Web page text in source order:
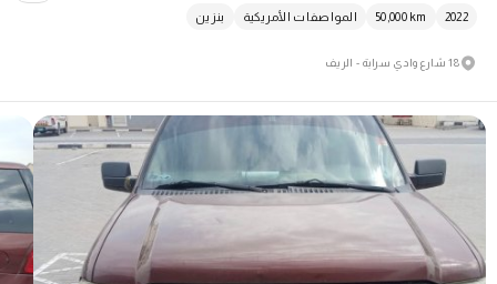
2022
50,000 km المواصفات الأمريكية بنزين
18 شارع وادي سرابة - الريف